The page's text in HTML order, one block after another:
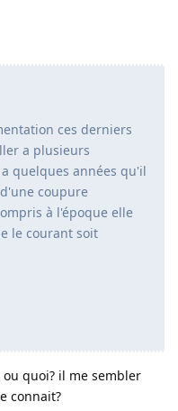
ces derniers
a plusieurs
quelques années qu'il
coupure
à l'époque elle
le courant soit
quoi? il me sembler
connait?